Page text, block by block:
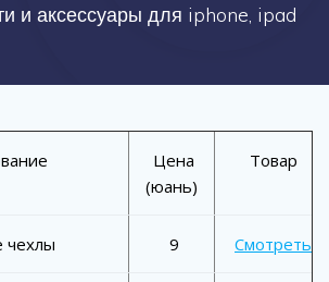
и аксессуары для iphone, ipad
Цена
(юань)
Товар
чехлы 9 Смотреть